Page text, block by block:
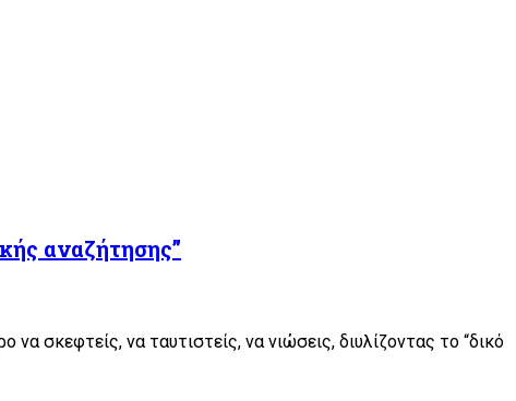
αναζήτησης”
σκεφτείς, να ταυτιστείς, να νιώσεις, διυλίζοντας το “δικό